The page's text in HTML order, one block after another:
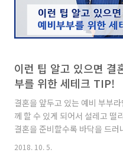
이런 팁 알고 있으면 결
부를 위한 세테크 TIP!
결혼을 앞두고 있는 예비 부부
께 할 수 있게 되어서 설레고 떨
결혼을 준비할수록 바닥을 드
많이 부담이 되실텐데요. 이런
2018. 10. 5.